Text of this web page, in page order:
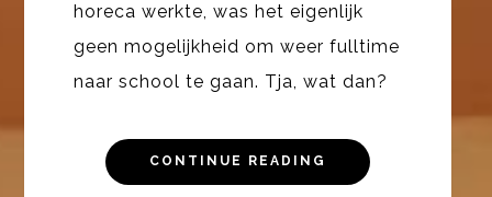
horeca werkte, was het eigenlijk
geen mogelijkheid om weer fulltime
naar school te gaan. Tja, wat dan?
CONTINUE READING